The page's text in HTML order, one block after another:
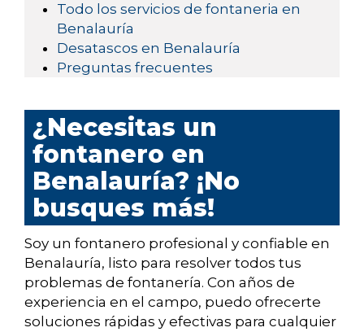
Todo los servicios de fontaneria en
Benalauría
Desatascos en Benalauría
Preguntas frecuentes
¿Necesitas un
fontanero en
Benalauría? ¡No
busques más!
Soy un fontanero profesional y confiable en
Benalauría, listo para resolver todos tus
problemas de fontanería. Con años de
experiencia en el campo, puedo ofrecerte
soluciones rápidas y efectivas para cualquier